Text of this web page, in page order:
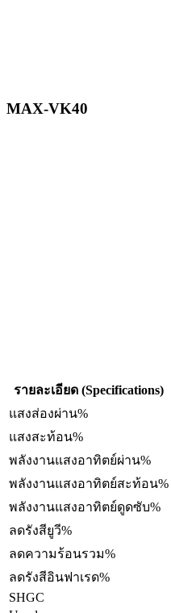
MAX-VK40
รายละเอียด (Specifications)
แสงส่องผ่าน%
แสงสะท้อน%
พลังงานแสงอาทิตย์ผ่าน%
พลังงานแสงอาทิตย์สะท้อน%
พลังงานแสงอาทิตย์ดูดซับ%
ลดรังสียูวี%
ลดความร้อนรวม%
ลดรังสีอินฟาเรด%
SHGC